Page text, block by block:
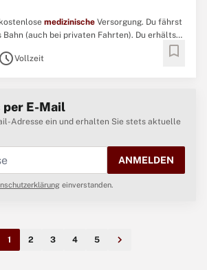
medizinische Versorgung. Du fährst
Bahn (auch bei privaten Fahrten). Du erhältst
Überstunden vom Ausgleich in
scheduleVollzeit bookmark
per E-Mail
Adresse ein und erhalten Sie stets aktuelle
ANMELDEN
einverstanden.
1 2 3 4 5